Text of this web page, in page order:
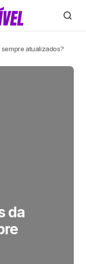
sempre atualizados?
da